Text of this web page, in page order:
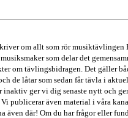
om allt som rör musiktävlingen
som delar det
om tävlingsbidragen. Det gäller
de låtar som sedan får tävla i
inaktiv ger vi dig senaste nytt och
publicerar även material i våra
även där! Om du har frågor eller